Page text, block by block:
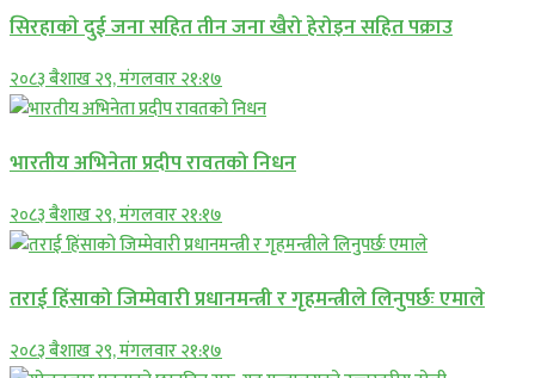
सिरहाकाे दुई जना सहित तीन जना खैरो हेरोइन सहित पक्राउ
२०८३ बैशाख २९, मंगलवार २१:१७
भारतीय अभिनेता प्रदीप रावतको निधन
२०८३ बैशाख २९, मंगलवार २१:१७
तराई हिंसाको जिम्मेवारी प्रधानमन्त्री र गृहमन्त्रीले लिनुपर्छः एमाले
२०८३ बैशाख २९, मंगलवार २१:१७